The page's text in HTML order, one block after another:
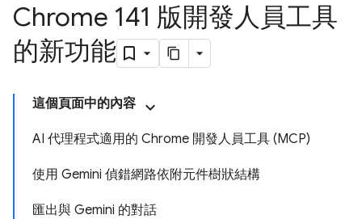
Chrome 141 版開發人員工具
的新功能
這個頁面中的內容
AI 代理程式適用的 Chrome 開發人員工具 (MCP)
使用 Gemini 偵錯網路依附元件樹狀結構
匯出與 Gemini 的對話